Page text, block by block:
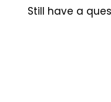
Still have a